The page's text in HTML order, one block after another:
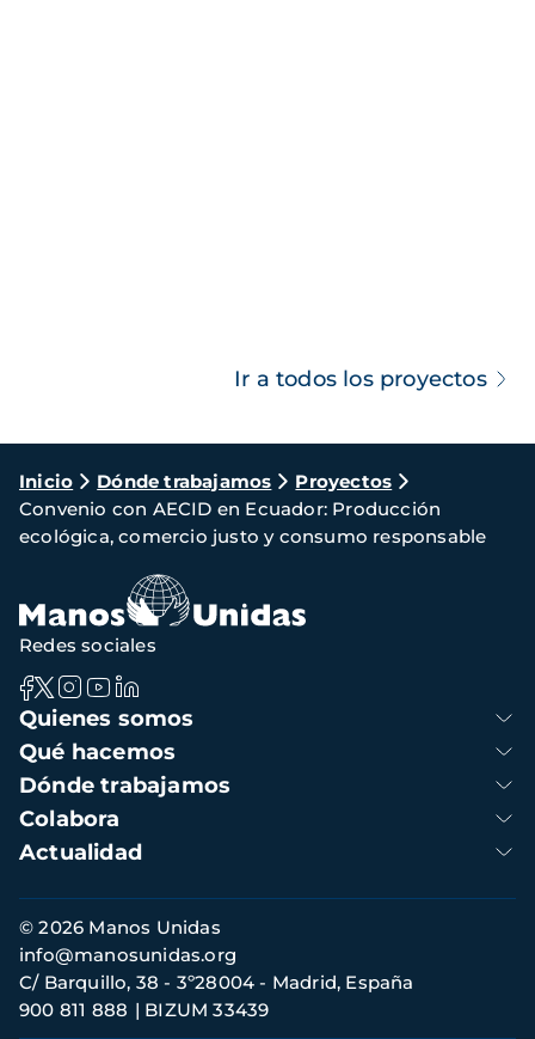
Ir a todos los proyectos
Ruta
de
navegación
Inicio Dónde trabajamos
Proyectos
Convenio con AECID en Ecuador: Producción
ecológica, comercio justo y consumo responsable
Navegación
principal
Quienes somos
Qué hacemos
Dónde trabajamos
Colabora
Actualidad
Redes sociales
Información
de
contacto
© 2026 Manos Unidas
C/ Barquillo, 38 - 3º28004 - Madrid, España
900 811 888
BIZUM 33439
info@manosunidas.org